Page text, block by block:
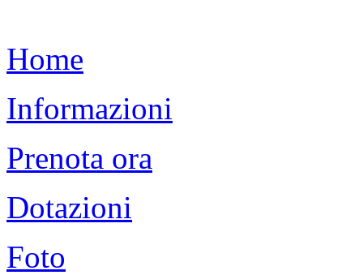
Home
Informazioni
Prenota ora
Dotazioni
Foto